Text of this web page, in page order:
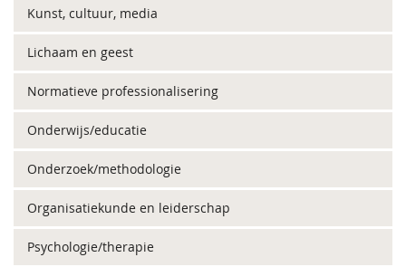
Kunst, cultuur, media
Lichaam en geest
Normatieve professionalisering
Onderwijs/educatie
Onderzoek/methodologie
Organisatiekunde en leiderschap
Psychologie/therapie